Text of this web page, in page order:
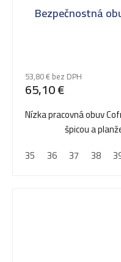
Bezpečnostná
53,80 € bez DPH
65,10 €
Nízka pracovná obuv
špicou a
35
36 37 38